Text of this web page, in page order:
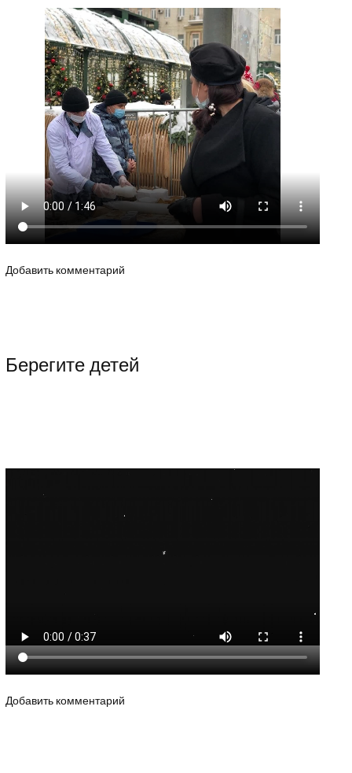
Добавить комментарий
Берегите детей
Добавить комментарий